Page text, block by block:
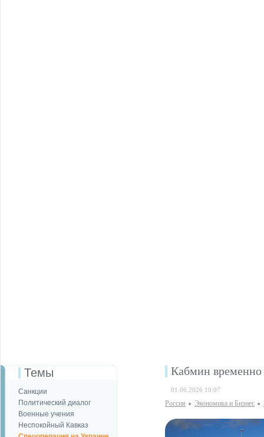
Темы
Санкции
Политический диалог
Военные учения
Неспокойный Кавказ
Кабмин временно
01.06.2026 10:07
Россия Экономика и Бизнес